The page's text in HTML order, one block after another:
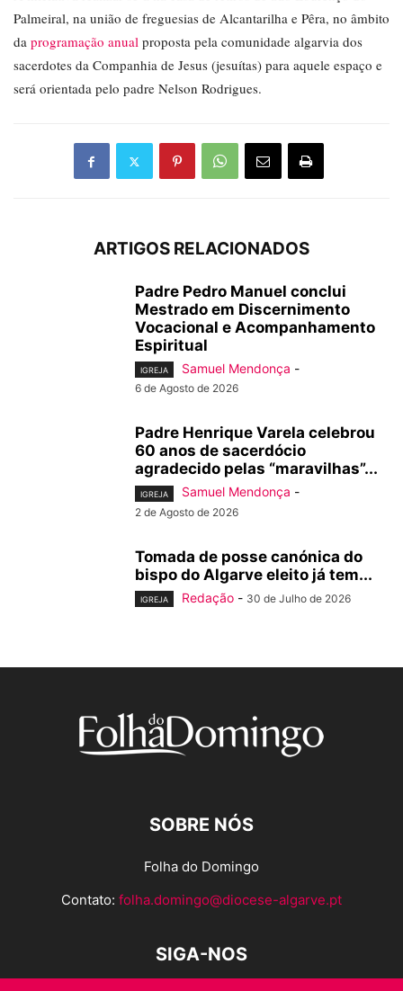
Palmeiral, na união de freguesias de Alcantarilha e Pêra, no âmbito
da programação anual proposta pela comunidade algarvia dos
sacerdotes da Companhia de Jesus (jesuítas) para aquele espaço e
será orientada pelo padre Nelson Rodrigues.
ARTIGOS RELACIONADOS
Padre Pedro Manuel conclui
Mestrado em Discernimento
Vocacional e Acompanhamento
Espiritual
IGREJA Samuel Mendonça -
6 de Agosto de 2026
Padre Henrique Varela celebrou
60 anos de sacerdócio
agradecido pelas “maravilhas”...
IGREJA Samuel Mendonça -
2 de Agosto de 2026
Tomada de posse canónica do
bispo do Algarve eleito já tem...
IGREJA Redação - 30 de Julho de 2026
SOBRE NÓS
Folha do Domingo
Contato: folha.domingo@diocese-algarve.pt
SIGA-NOS